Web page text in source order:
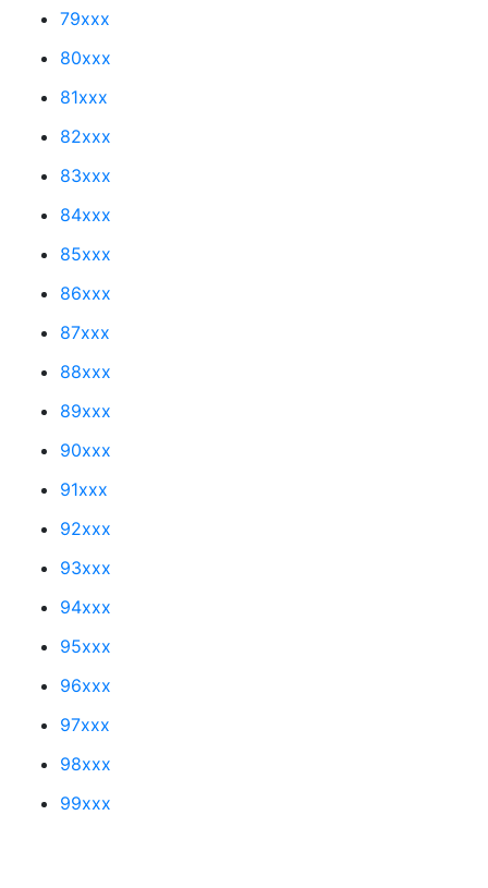
79xxx
80xxx
81xxx
82xxx
83xxx
84xxx
85xxx
86xxx
87xxx
88xxx
89xxx
90xxx
91xxx
92xxx
93xxx
94xxx
95xxx
96xxx
97xxx
98xxx
99xxx